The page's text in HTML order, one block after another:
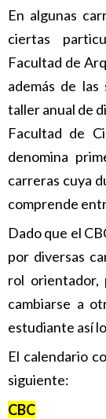
En algunas
ciertas
Facultad de
además de las
taller anual de
Facultad de
denomina
carreras cuya
comprende
Dado que el
por diversas
rol orientador,
cambiarse a
estudiante así
El calendario
siguiente:
CBC